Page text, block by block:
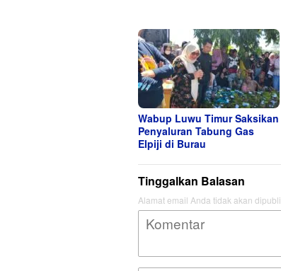
Wabup Luwu Timur Saksikan
Penyaluran Tabung Gas
Elpiji di Burau
Tinggalkan Balasan
Alamat email Anda tidak akan